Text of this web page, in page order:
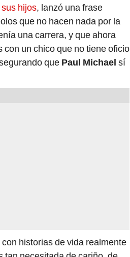
hijos, lanzó una frase
que no hacen nada por la
una carrera, y que ahora
con un chico que no tiene oficio
que Paul Michael sí
historias de vida realmente